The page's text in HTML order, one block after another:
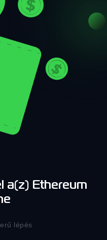
a(z) Ethereum
lépés